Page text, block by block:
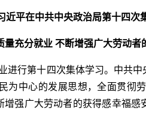
近平在中共中央政治局第十四次
量充分就业 不断增强广大劳动者
进行第十四次集体学习。中共
为中心的发展思想，全面贯彻
强广大劳动者的获得感幸福